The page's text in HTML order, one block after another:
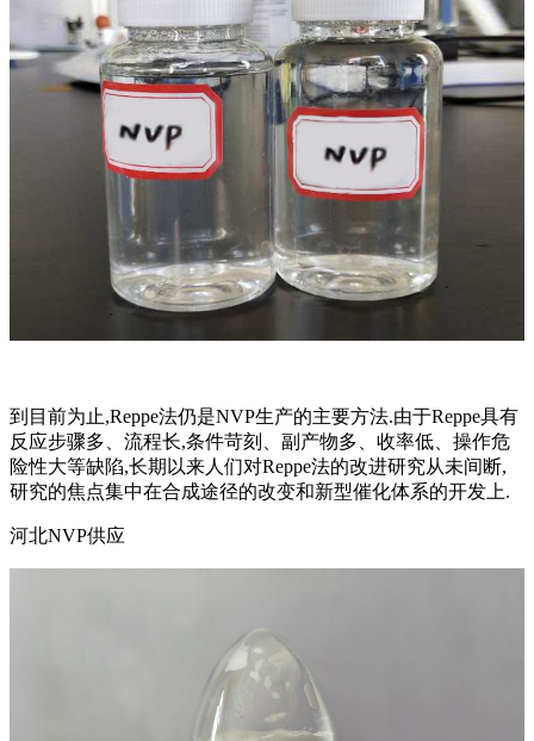
到目前为止,Reppe法仍是NVP生产的主要方法.由于Reppe具有
反应步骤多、流程长,条件苛刻、副产物多、收率低、操作危
险性大等缺陷,长期以来人们对Reppe法的改进研究从未间断,
研究的焦点集中在合成途径的改变和新型催化体系的开发上.
河北NVP供应